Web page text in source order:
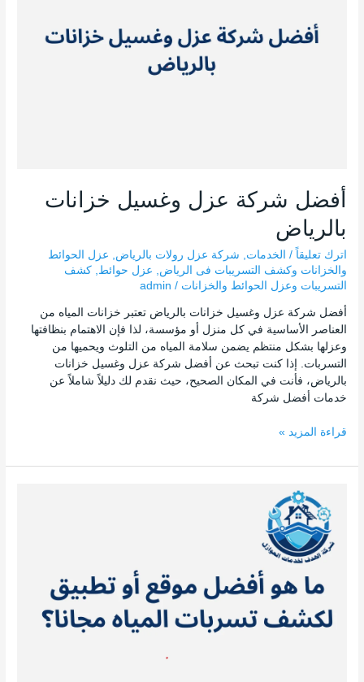
أفضل شركة عزل وغسيل خزانات
بالرياض
اترك تعليقاً / الخدمات شركة عزل رولات بالرياض
عزل الحوائط
والخزانات وكشف التسريبات فى الرياض
عزل حوائط ,كشف
التسريبات وعزل الحوائط والخزانات /
admin
أفضل شركة عزل وغسيل خزانات بالرياض تعتبر خزانات المياه من
العناصر الأساسية في كل منزل أو مؤسسة، لذا فإن الاهتمام بنظافتها
وعزلها بشكل منتظم يضمن سلامة المياه من التلوث ويحميها من
التسربات. إذا كنت تبحث عن أفضل شركة عزل وغسيل خزانات
بالرياض، فأنت في المكان الصحيح، حيث نقدم لك دليلاً شاملاً عن
خدمات أفضل شركة
قراءة المزيد »
أفضل
موقع
لكشف
تسربات
المياه